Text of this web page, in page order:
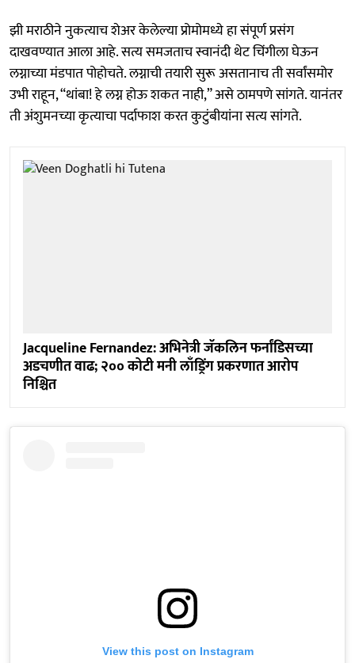
झी मराठीने नुकत्याच शेअर केलेल्या प्रोमोमध्ये हा संपूर्ण प्रसंग
दाखवण्यात आला आहे. सत्य समजताच स्वानंदी थेट चिंगीला घेऊन
लग्नाच्या मंडपात पोहोचते. लग्नाची तयारी सुरू असतानाच ती सर्वांसमोर
उभी राहून, “थांबा! हे लग्न होऊ शकत नाही,” असे ठामपणे सांगते. यानंतर
ती अंशुमनच्या कृत्याचा पर्दाफाश करत कुटुंबीयांना सत्य सांगते.
Jacqueline Fernandez: अभिनेत्री जॅकलिन फर्नांडिसच्या
अडचणीत वाढ; २०० कोटी मनी लाँड्रिंग प्रकरणात आरोप
निश्चित
View this post on Instagram